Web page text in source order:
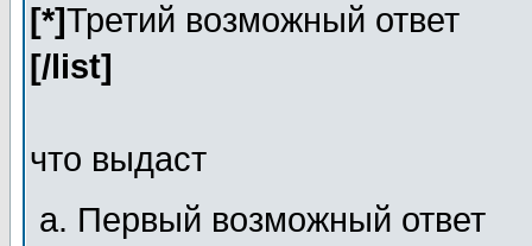
[*]Третий возможный ответ
[/list]
что выдаст
Первый возможный ответ